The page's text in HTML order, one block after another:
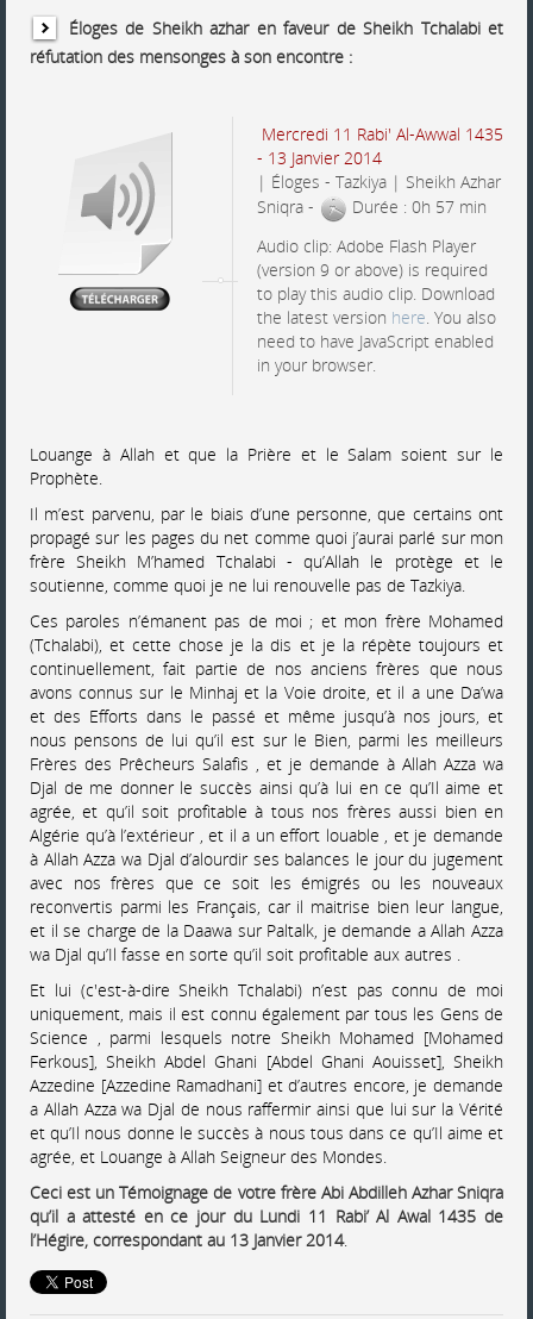
Éloges de Sheikh azhar en faveur de Sheikh Tchalabi et
réfutation des mensonges à son encontre :
Mercredi 11 Rabi' Al-Awwal 1435
- 13 Janvier 2014
| Éloges - Tazkiya | Sheikh Azhar
Sniqra -
Durée : 0h 57 min
Audio clip: Adobe Flash Player
(version 9 or above) is required
to play this audio clip. Download
the latest version here. You also
need to have JavaScript enabled
in your browser.
Louange à Allah et que la Prière et le Salam soient sur le
Prophète.
Il m’est parvenu, par le biais d’une personne, que certains ont
propagé sur les pages du net comme quoi j’aurai parlé sur mon
frère Sheikh M’hamed Tchalabi - qu’Allah le protège et le
soutienne, comme quoi je ne lui renouvelle pas de Tazkiya.
Ces paroles n’émanent pas de moi ; et mon frère Mohamed
(Tchalabi), et cette chose je la dis et je la répète toujours et
continuellement, fait partie de nos anciens frères que nous
avons connus sur le Minhaj et la Voie droite, et il a une Da’wa
et des Efforts dans le passé et même jusqu’à nos jours, et
nous pensons de lui qu’il est sur le Bien, parmi les meilleurs
Frères des Prêcheurs Salafis , et je demande à Allah Azza wa
Djal de me donner le succès ainsi qu’à lui en ce qu’Il aime et
agrée, et qu’il soit profitable à tous nos frères aussi bien en
Algérie qu’à l’extérieur , et il a un effort louable , et je demande
à Allah Azza wa Djal d’alourdir ses balances le jour du jugement
avec nos frères que ce soit les émigrés ou les nouveaux
reconvertis parmi les Français, car il maitrise bien leur langue,
et il se charge de la Daawa sur Paltalk, je demande a Allah Azza
wa Djal qu’Il fasse en sorte qu’il soit profitable aux autres .
Et lui (c'est-à-dire Sheikh Tchalabi) n’est pas connu de moi
uniquement, mais il est connu également par tous les Gens de
Science , parmi lesquels notre Sheikh Mohamed [Mohamed
Ferkous], Sheikh Abdel Ghani [Abdel Ghani Aouisset], Sheikh
Azzedine [Azzedine Ramadhani] et d’autres encore, je demande
a Allah Azza wa Djal de nous raffermir ainsi que lui sur la Vérité
et qu’Il nous donne le succès à nous tous dans ce qu’Il aime et
agrée, et Louange à Allah Seigneur des Mondes.
Ceci est un Témoignage de votre frère Abi Abdilleh Azhar Sniqra
qu’il a attesté en ce jour du Lundi 11 Rabi’ Al Awal 1435 de
l’Hégire, correspondant au 13 Janvier 2014.